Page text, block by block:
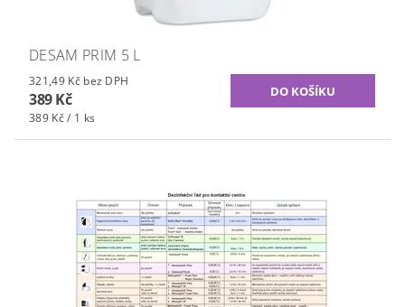
DESAM PRIM 5 L
321,49 Kč bez DPH
389 Kč
389 Kč / 1 ks